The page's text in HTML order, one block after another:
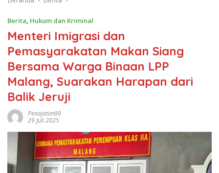
Berita, Hukum dan Kriminal
Menteri Imigrasi dan
Pemasyarakatan Makan Siang
Bersama Warga Binaan LPP
Malang, Suarakan Harapan dari
Balik Jeruji
Penajatim99
29 Juli 2025